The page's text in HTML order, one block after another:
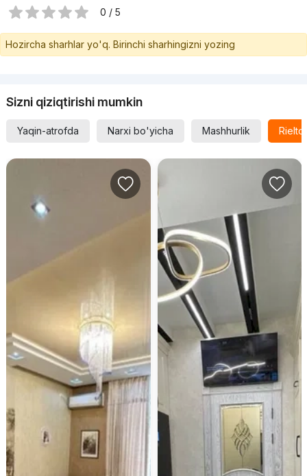
0 / 5
Hozircha sharhlar yo'q. Birinchi sharhingizni yozing
Sizni qiziqtirishi mumkin
Yaqin-atrofda Narxi bo'yicha Mashhurlik